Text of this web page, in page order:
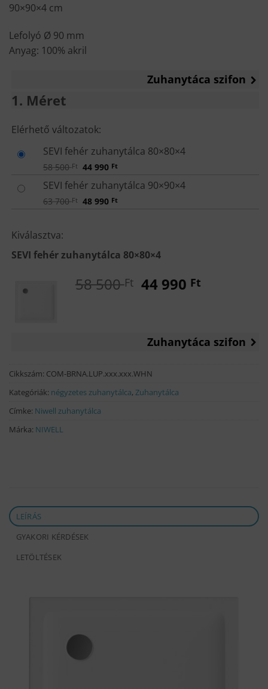
90×90×4 cm
Lefolyó Ø 90 mm
Anyag: 100% akril
Zuhanytáca szifon
1 Méret
MÉRET
Elérhető változatok:
SEVI fehér zuhanytálca 80×80×4
58 500Ft Original
was:
58
500 Ft.
44 990 FtCurrent
is:
44
990 Ft.
SEVI fehér zuhanytálca 90×90×4
63 700Ft Original
48 990 FtCurrent
Kiválasztva:
SEVI fehér zuhanytálca 80×80×4
58 500Ft Original
500 Ft.
44 990 Ft
990 Ft.
Zuhanytáca szifon
Cikkszám: COM-BRNA.LUP.xxx.xxx.WHN
Kategóriák: négyzetes zuhanytálca, Zuhanytálca
Címke: Niwell zuhanytálca
Márka: NIWELL
LEÍRÁS
GYAKORI KÉRDÉSEK
LETÖLTÉSEK